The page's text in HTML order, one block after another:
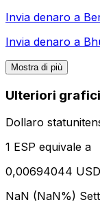
Invia denaro a
Invia denaro a
Mostra di più
Ulteriori
Dollaro
1 ESP equivale a
0,00694044 USD
NaN (NaN%)